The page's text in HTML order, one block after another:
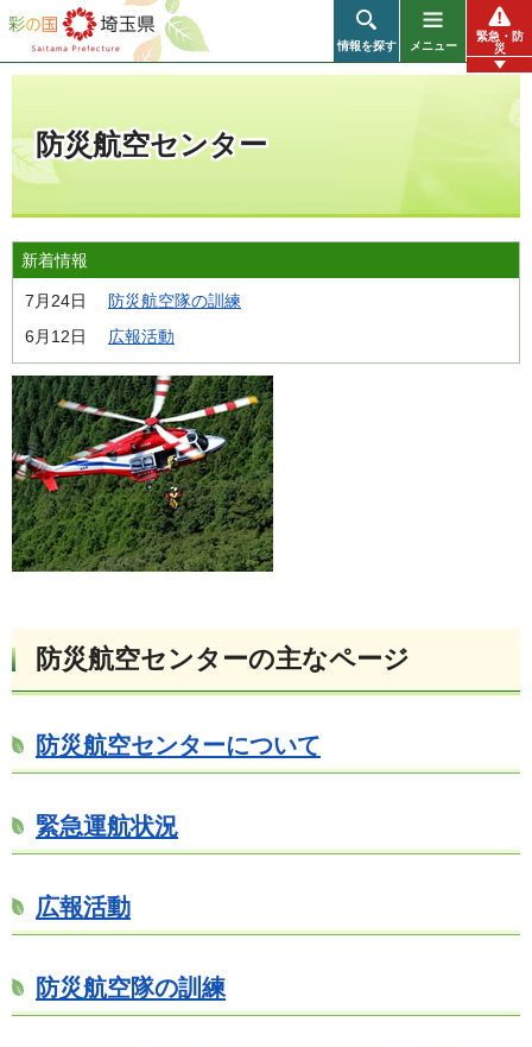
彩の国 埼玉県
情報を探す メニュー
緊急・防
災
防災航空センター
新着情報
7月24日
防災航空隊の訓練
6月12日
広報活動
防災航空センターの主なページ
防災航空センターについて
緊急運航状況
広報活動
防災航空隊の訓練